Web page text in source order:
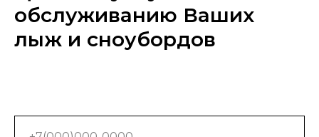
обслуживанию Ваших
лыж и сноубордов